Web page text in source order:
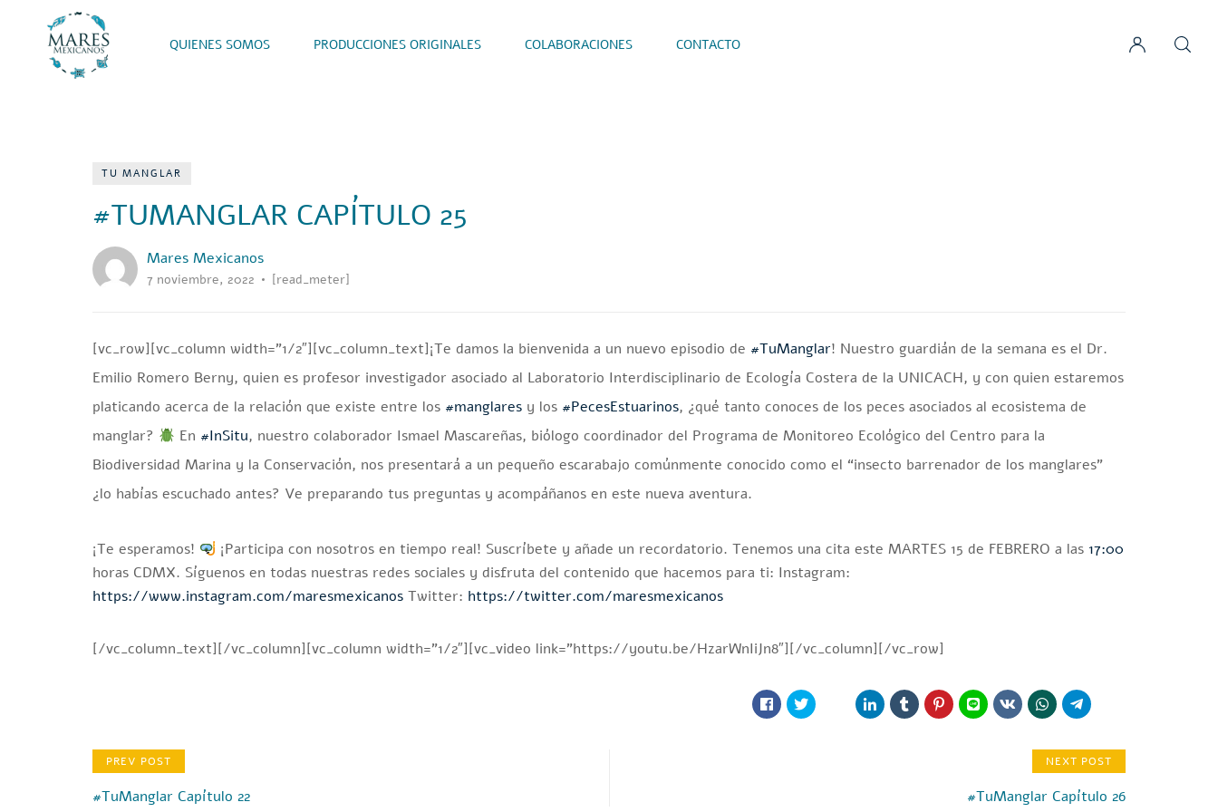
QUIENES SOMOS PRODUCCIONES ORIGINALES COLABORACIONES CONTACTO
TU MANGLAR
#TUMANGLAR CAPÍTULO 25
Mares Mexicanos
7 noviembre, 2022 [read_meter]
[vc_row][vc_column width=”1/2″][vc_column_text]¡Te damos la bienvenida a un nuevo episodio de #TuManglar! Nuestro guardián de la semana es el Dr.
Emilio Romero Berny, quien es profesor investigador asociado al Laboratorio Interdisciplinario de Ecología Costera de la UNICACH, y con quien estaremos
platicando acerca de la relación que existe entre los #manglares y los #PecesEstuarinos, ¿qué tanto conoces de los peces asociados al ecosistema de
manglar?
En #InSitu, nuestro colaborador Ismael Mascareñas, biólogo coordinador del Programa de Monitoreo Ecológico del Centro para la
Biodiversidad Marina y la Conservación, nos presentará a un pequeño escarabajo comúnmente conocido como el “insecto barrenador de los manglares”
¿lo habías escuchado antes? Ve preparando tus preguntas y acompáñanos en este nueva aventura.
¡Te esperamos! ¡Participa con nosotros en tiempo real! Suscríbete y añade un recordatorio. Tenemos una cita este MARTES 15 de FEBRERO a las 17:00
horas CDMX. Síguenos en todas nuestras redes sociales y disfruta del contenido que hacemos para ti: ️Instagram:
https://www.instagram.com/maresmexicanos ️Twitter: https://twitter.com/maresmexicanos
[/vc_column_text][/vc_column][vc_column width=”1/2″][vc_video link=”https://youtu.be/HzarWnIiJn8″][/vc_column][/vc_row]
PREV POST
#TuManglar Capítulo 22
NEXT POST
#TuManglar Capítulo 26